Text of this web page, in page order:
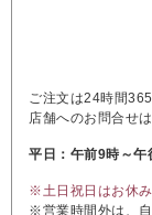
ご注文は24時間
店舗へのお問合せ
平日：午前9時～午
※土日祝日はお休み
※営業時間外は、